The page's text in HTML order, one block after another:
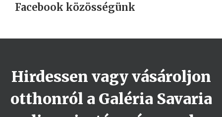
Facebook közösségünk
Hirdessen vagy vásároljon
otthonról a Galéria Savaria